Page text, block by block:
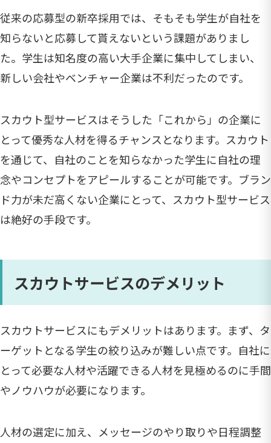
従来の応募型の新卒採用では、そもそも学生が自社を
知らないと応募して貰えないという課題がありまし
た。学生は知名度の高い大手企業に集中してしまい、
新しい会社やベンチャー企業は不利だったのです。
スカウト型サービスはそうした「これから」の企業に
とって優秀な人材を得るチャンスとなります。スカウト
を通じて、自社のことを知らなかった学生に自社の理
念やコンセプトをアピールすることが可能です。ブラン
ド力が未だ高くない企業にとって、スカウト型サービス
は絶好の手段です。
スカウトサービスのデメリット
スカウトサービスにもデメリットはあります。まず、タ
ーゲットとなる学生の絞り込みが難しい点です。自社に
とって必要な人材や活躍できる人材を見極めるのに手間
やノウハウが必要になります。
人材の選定に加え、メッセージのやり取りや日程調整